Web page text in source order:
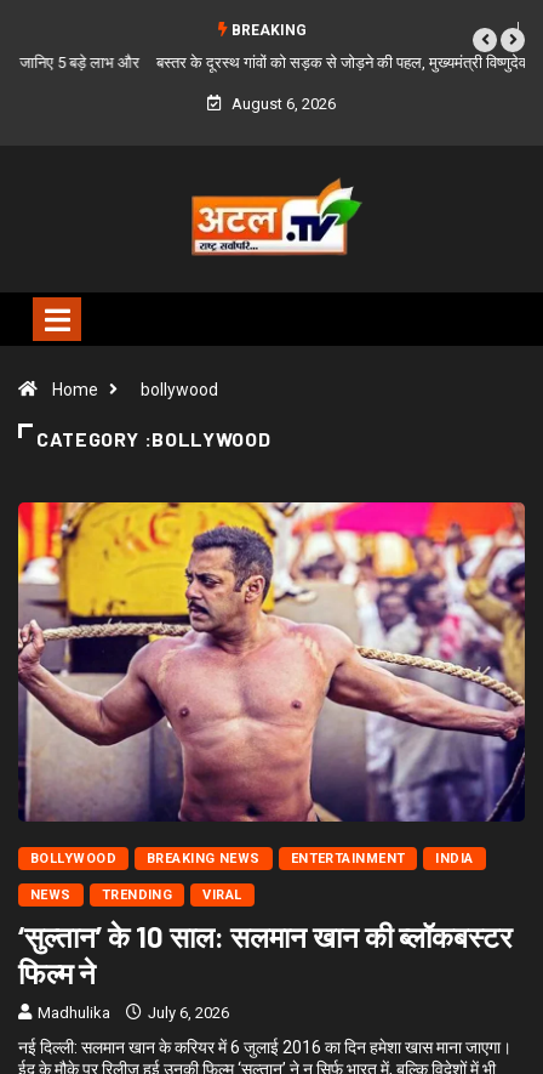
BREAKING
बस्तर के दूरस्थ गांवों को सड़क से जोड़ने की पहल, मुख्यमंत्री विष्णुदेव साय ने PMGSY-IV में
विशेष प्रावधान की मांग की
August 6, 2026
Home bollywood
CATEGORY :BOLLYWOOD
BOLLYWOOD BREAKING NEWS ENTERTAINMENT INDIA
NEWS TRENDING VIRAL
‘सुल्तान’ के 10 साल: सलमान खान की ब्लॉकबस्टर
फिल्म ने
Madhulika July 6, 2026
नई दिल्ली: सलमान खान के करियर में 6 जुलाई 2016 का दिन हमेशा खास माना जाएगा।
ईद के मौके पर रिलीज हुई उनकी फिल्म ‘सुल्तान’ ने न सिर्फ भारत में, बल्कि विदेशों में भी